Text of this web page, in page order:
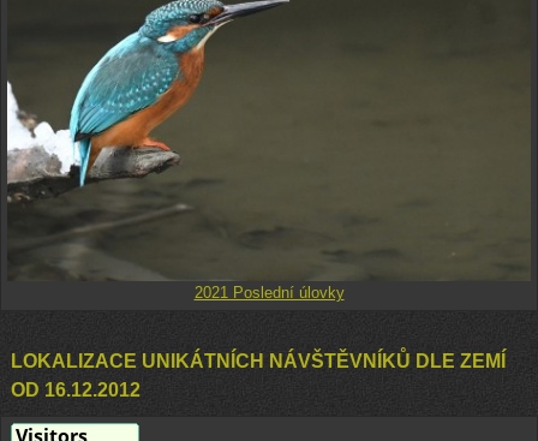
2021 Poslední úlovky
LOKALIZACE UNIKÁTNÍCH NÁVŠTĚVNÍKŮ DLE ZEMÍ
OD 16.12.2012